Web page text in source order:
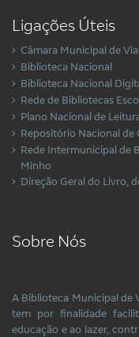
Ligações Úteis
Câmara Municipal de
Biblioteca Nacional
Biblioteca Nacional
Rede de Bibliotecas
Plano Nacional de
Repositório Nacional
Rede Intermunicipal de
Minho
Direção Geral do Livro,
Sobre Nós
A Biblioteca Municipal de
tem por finalidade
educação e ao lazer,